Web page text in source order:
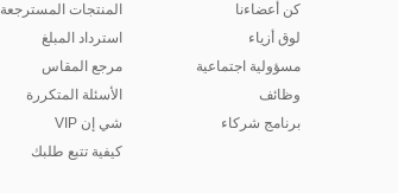
كن أعضاءنا
لوق أزياء
مسؤولية اجتماعية
وظائف
برنامج شركاء
المنتجات المسترجعة
استرداد المبلغ
مرجع المقاس
الأسئلة المتكررة
شي إن VIP
كيفية تتبع طلبك